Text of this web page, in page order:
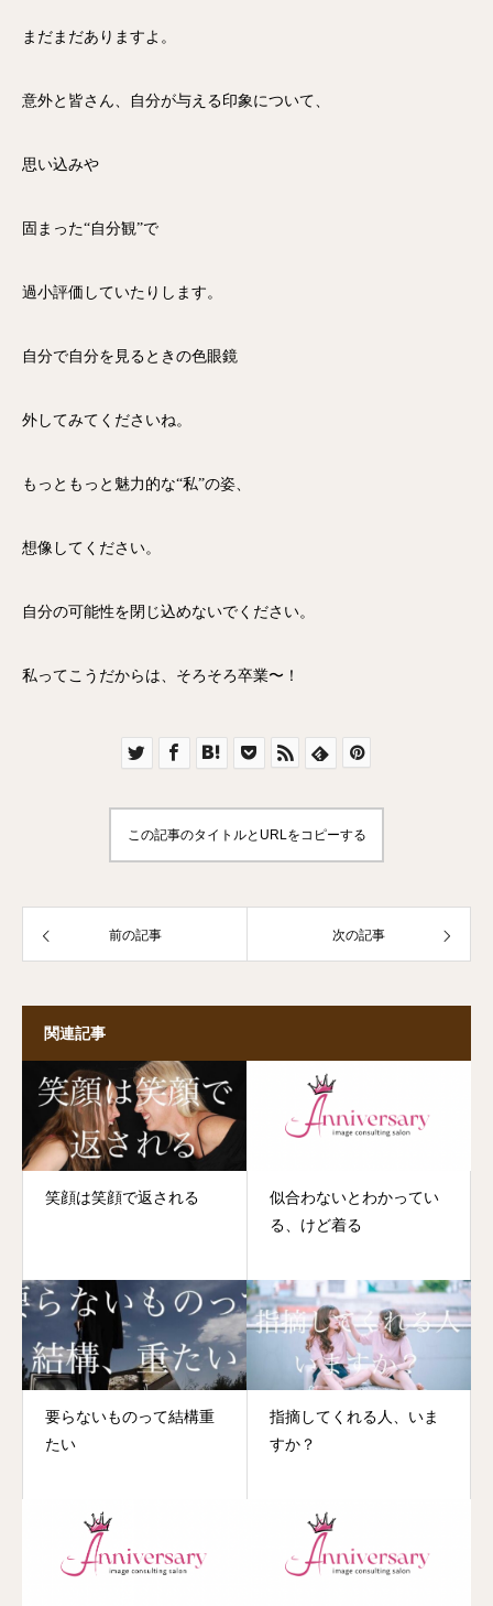
まだまだありますよ。
意外と皆さん、自分が与える印象について、
思い込みや
固まった“自分観”で
過小評価していたりします。
自分で自分を見るときの色眼鏡
外してみてくださいね。
もっともっと魅力的な“私”の姿、
想像してください。
自分の可能性を閉じ込めないでください。
私ってこうだからは、そろそろ卒業〜！
この記事のタイトルとURLをコピーする
前の記事 次の記事
関連記事
笑顔は笑顔で返される
似合わないとわかってい
る、けど着る
要らないものって結構重
たい
指摘してくれる人、いま
すか？